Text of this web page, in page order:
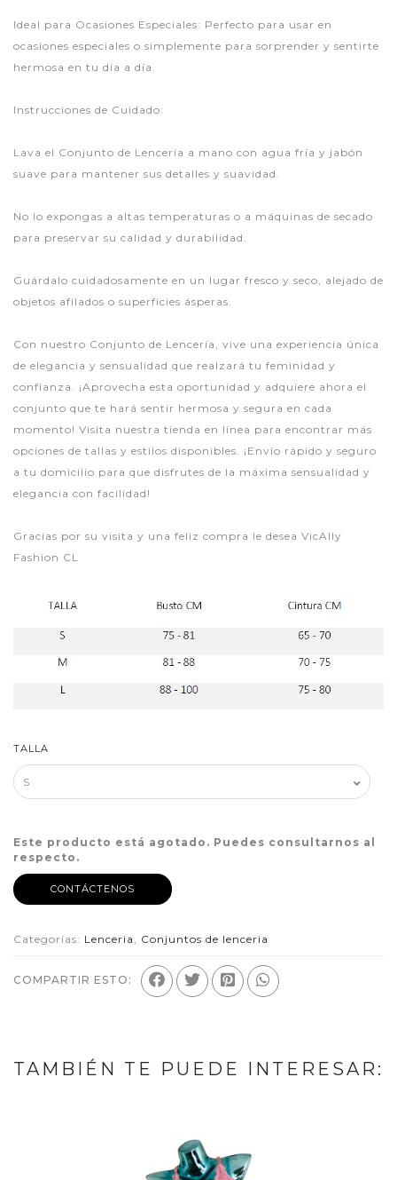
Ideal para Ocasiones Especiales: Perfecto para usar en
ocasiones especiales o simplemente para sorprender y sentirte
hermosa en tu día a día.
Instrucciones de Cuidado:
Lava el Conjunto de Lencería a mano con agua fría y jabón
suave para mantener sus detalles y suavidad.
No lo expongas a altas temperaturas o a máquinas de secado
para preservar su calidad y durabilidad.
Guárdalo cuidadosamente en un lugar fresco y seco, alejado de
objetos afilados o superficies ásperas.
Con nuestro Conjunto de Lencería, vive una experiencia única
de elegancia y sensualidad que realzará tu feminidad y
confianza. ¡Aprovecha esta oportunidad y adquiere ahora el
conjunto que te hará sentir hermosa y segura en cada
momento! Visita nuestra tienda en línea para encontrar más
opciones de tallas y estilos disponibles. ¡Envío rápido y seguro
a tu domicilio para que disfrutes de la máxima sensualidad y
elegancia con facilidad!
Gracias por su visita y una feliz compra le desea VicAlly
Fashion CL
TALLA
Este producto está agotado. Puedes consultarnos al
respecto.
CONTÁCTENOS
Categorías: Lenceria , Conjuntos de lenceria
COMPARTIR ESTO:
TAMBIÉN TE PUEDE INTERESAR: